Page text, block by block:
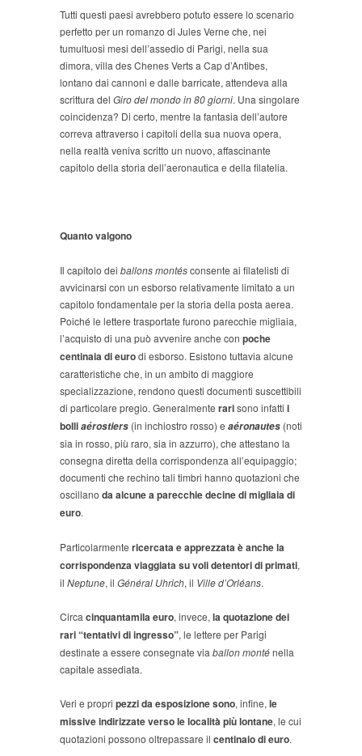
Tutti questi paesi avrebbero potuto essere lo scenario
perfetto per un romanzo di Jules Verne che, nei
tumultuosi mesi dell’assedio di Parigi, nella sua
dimora, villa des Chenes Verts a Cap d’Antibes,
lontano dai cannoni e dalle barricate, attendeva alla
scrittura del Giro del mondo in 80 giorni. Una singolare
coincidenza? Di certo, mentre la fantasia dell’autore
correva attraverso i capitoli della sua nuova opera,
nella realtà veniva scritto un nuovo, affascinante
capitolo della storia dell’aeronautica e della filatelia.
Quanto valgono
Il capitolo dei ballons montésconsente ai filatelisti di
avvicinarsi con un esborso relativamente limitato a un
capitolo fondamentale per la storia della posta aerea.
Poiché le lettere trasportate furono parecchie migliaia,
l’acquisto di una può avvenire anche con poche
centinaia di eurodi esborso. Esistono tuttavia alcune
caratteristiche che, in un ambito di maggiore
specializzazione, rendono questi documenti suscettibili
di particolare pregio. Generalmente rarisono infatti i
bolliaérostiers (in inchiostro rosso) e aéronautes (noti
sia in rosso, più raro, sia in azzurro), che attestano la
consegna diretta della corrispondenza all’equipaggio;
documenti che rechino tali timbri hanno quotazioni che
oscillano da alcune a parecchie decine di migliaia di
euro.
Particolarmente ricercata e apprezzata è anche la
corrispondenza viaggiata su voli detentori di primati,
il Neptune, il Général Uhrich, il Ville d’Orléans.
Circa cinquantamila euro, invece, la quotazione dei
rari “tentativi di ingresso”, le lettere per Parigi
destinate a essere consegnate via ballon monténella
capitale assediata.
Veri e propri pezzi da esposizionesono, infine, le
missive indirizzate verso le località più lontane, le cui
quotazioni possono oltrepassare il centinaio di euro.